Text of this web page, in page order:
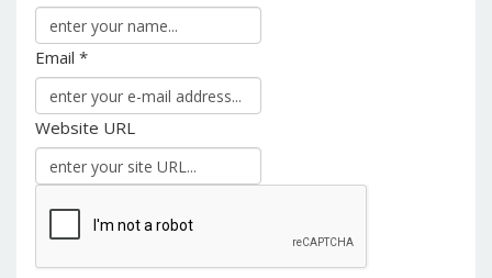
Email *
Website URL